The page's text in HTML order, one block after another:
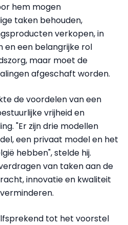
hem mogen
taken behouden,
verkopen, in
en een belangrijke rol
maar moet de
afgeschaft worden.
de voordelen van een
vrijheid en
"Er zijn drie modellen
een privaat model en het
hebben", stelde hij.
van taken aan de
innovatie en kwaliteit
tot het voorstel